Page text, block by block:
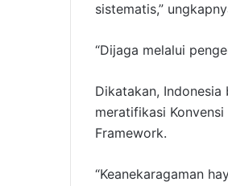
sistematis,”
“Dijaga melalui
Dikatakan,
meratifikasi
Framework.
“Keanekaragaman